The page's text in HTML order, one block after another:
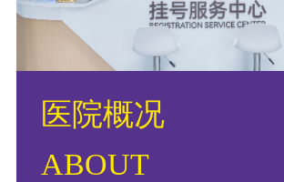
医院概况
ABOUT